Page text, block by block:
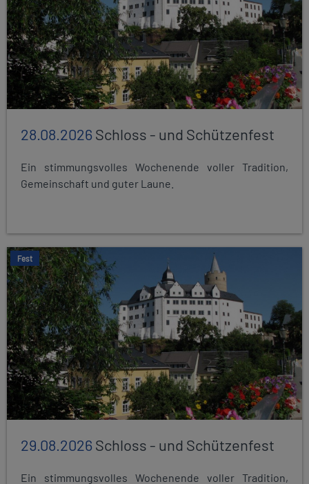
28.08.2026Schloss - und Schützenfest
Ein stimmungsvolles Wochenende voller Tradition,
Gemeinschaft und guter Laune.
Fest
29.08.2026Schloss - und Schützenfest
Ein stimmungsvolles Wochenende voller Tradition,